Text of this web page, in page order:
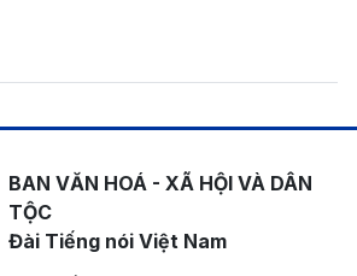
BAN VĂN HOÁ - XÃ HỘI VÀ DÂN
TỘC
Đài Tiếng nói Việt Nam